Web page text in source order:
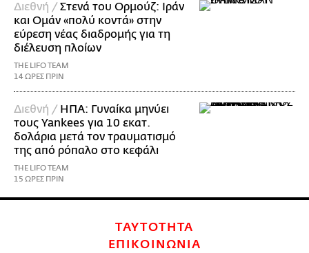
Διεθνή / Στενά του Ορμούζ: Ιράν
και Ομάν «πολύ κοντά» στην
εύρεση νέας διαδρομής για τη
διέλευση πλοίων
THE LIFO TEAM
14 ΩΡΕΣ ΠΡΙΝ
Διεθνή / ΗΠΑ: Γυναίκα μηνύει
τους Yankees για 10 εκατ.
δολάρια μετά τον τραυματισμό
της από ρόπαλο στο κεφάλι
THE LIFO TEAM
15 ΩΡΕΣ ΠΡΙΝ
ΤΑΥΤΟΤΗΤΑ
ΕΠΙΚΟΙΝΩΝΙΑ